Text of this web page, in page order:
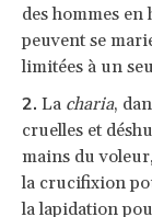
des hommes en
peuvent se
limitées à un
La charia,
cruelles et
mains du
la crucifixion
la lapidation